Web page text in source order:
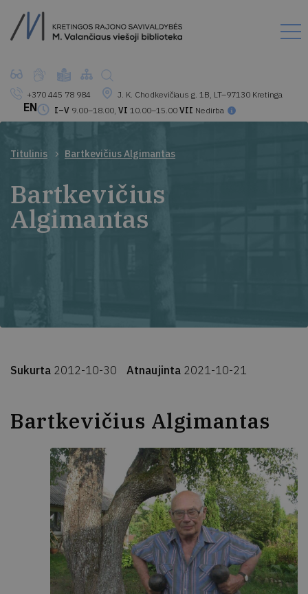
+370 445 78 984
J. K. Chodkevičiaus g. 1B, LT–97130 Kretinga
I–V 9.00–18.00, VI 10.00–15.00 VII Nedirba
EN
Titulinis Bartkevičius Algimantas
Bartkevičius
Algimantas
Sukurta 2012-10-30 Atnaujinta 2021-10-21
Bartkevičius Algimantas